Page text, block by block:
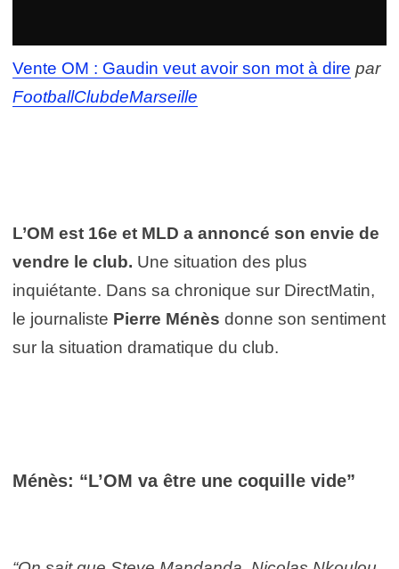
Vente OM : Gaudin veut avoir son mot à dire par
FootballClubdeMarseille
L’OM est 16e et MLD a annoncé son envie de
vendre le club. Une situation des plus
inquiétante. Dans sa chronique sur DirectMatin,
le journaliste Pierre Ménès donne son sentiment
sur la situation dramatique du club.
Ménès: “L’OM va être une coquille vide”